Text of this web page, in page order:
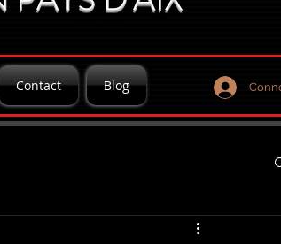
Contact Blog